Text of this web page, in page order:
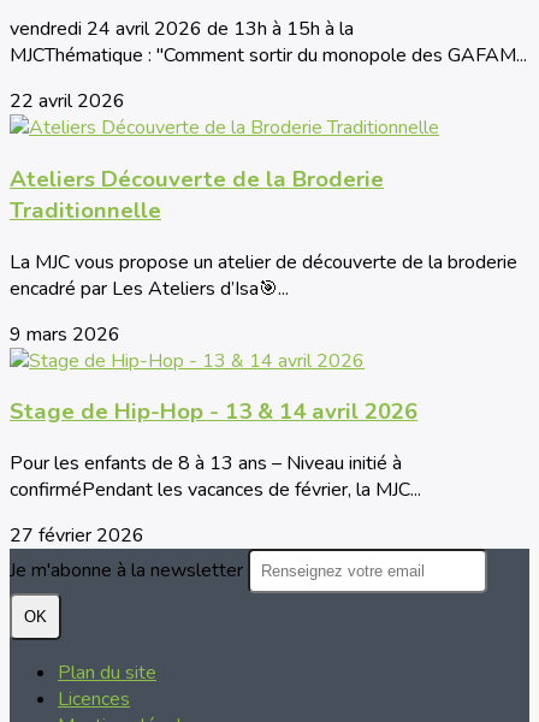
vendredi 24 avril 2026 de 13h à 15h à la
MJCThématique : "Comment sortir du monopole des GAFAM...
22 avril 2026
Ateliers Découverte de la Broderie
Traditionnelle
La MJC vous propose un atelier de découverte de la broderie
encadré par Les Ateliers d’Isa🎯...
9 mars 2026
Stage de Hip-Hop - 13 & 14 avril 2026
Pour les enfants de 8 à 13 ans – Niveau initié à
confirméPendant les vacances de février, la MJC...
27 février 2026
Je m'abonne à la newsletter
OK
Plan du site
Licences